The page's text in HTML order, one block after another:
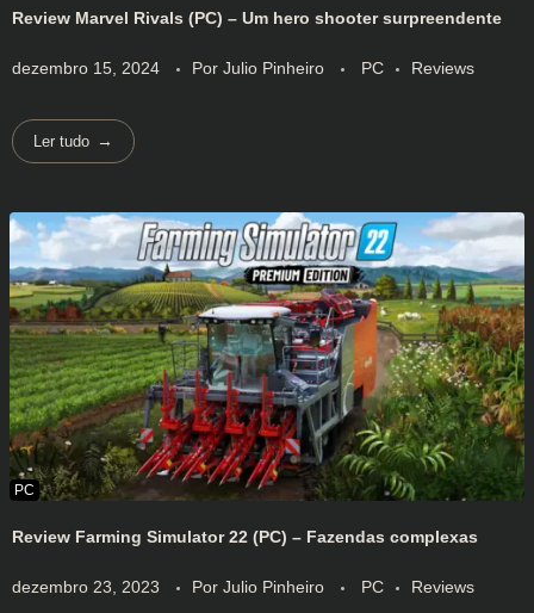
Review Marvel Rivals (PC) – Um hero shooter surpreendente
dezembro 15, 2024 Por Julio Pinheiro PC Reviews
Ler tudo
Review Farming Simulator 22 (PC) – Fazendas complexas
dezembro 23, 2023 Por Julio Pinheiro PC Reviews